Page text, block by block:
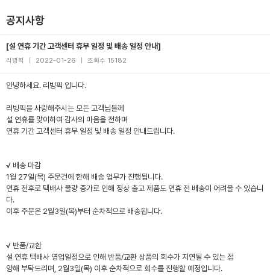
공지사항
[설 연휴 기간 고객센터 휴무 일정 및 배송 일정 안내]
리빙픽 2022-01-26 조회수 15182
안녕하세요. 리빙픽 입니다.
리빙픽을 사랑해주시는 모든 고객님들께
설 연휴를 맞이하여 감사의 마음을 전하며
연휴 기간 고객센터 휴무 일정 및 배송 일정 안내드립니다.
√ 배송 마감
1월 27일(목) 주문건에 한해 배송 업무가 진행됩니다.
연휴 전후로 택배사 물량 증가로 인해 정상 출고 제품도 연휴 전 배송이 어려울 수 있습니
다.
이후 주문은 2월3일(목)부터 순차적으로 배송됩니다.
√ 반품/교환
설 연휴 택배사 영업일정으로 인해 반품/교환 상품의 회수가 지연될 수 있는 점
양해 부탁드리며, 2월3일(목) 이후 순차적으로 회수를 진행할 예정입니다.